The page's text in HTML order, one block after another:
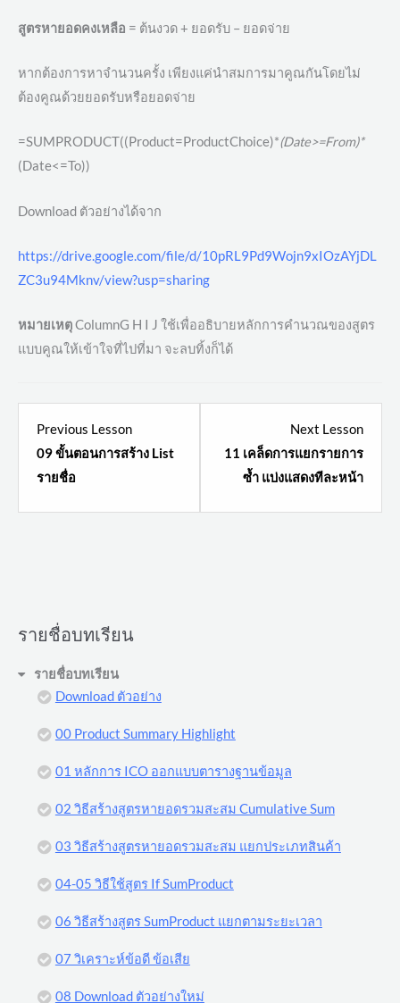
สูตรหายอดคงเหลือ = ต้นงวด + ยอดรับ – ยอดจ่าย
หากต้องการหาจำนวนครั้ง เพียงแค่นำสมการมาคูณกันโดยไม่
ต้องคูณด้วยยอดรับหรือยอดจ่าย
=SUMPRODUCT((Product=ProductChoice)*(Date>=From)*
(Date<=To))
Download ตัวอย่างได้จาก
https://drive.google.com/file/d/10pRL9Pd9Wojn9xIOzAYjDL
ZC3u94Mknv/view?usp=sharing
หมายเหตุColumnG H I J ใช้เพื่ออธิบายหลักการคำนวณของสูตร
แบบคูณให้เข้าใจที่ไปที่มา จะลบทิ้งก็ได้
Previous Lesson
09 ขั้นตอนการสร้าง List
รายชื่อ
ราย
Next Lesson
11 เคล็ดการแยกรายการ
ซ้ำ แบ่งแสดงทีละหน้า
12
within
ราย
รายชื่อบทเรียน
รายชื่อบทเรียน
Download ตัวอย่าง
00 Product Summary Highlight
01 หลักการ ICO ออกแบบตารางฐานข้อมูล
02 วิธีสร้างสูตรหายอดรวมสะสม Cumulative Sum
03 วิธีสร้างสูตรหายอดรวมสะสม แยกประเภทสินค้า
04-05 วิธีใช้สูตร If SumProduct
06 วิธีสร้างสูตร SumProduct แยกตามระยะเวลา
07 วิเคราะห์ข้อดี ข้อเสีย
08 Download ตัวอย่างใหม่